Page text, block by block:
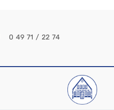
0 49 71 / 22 74